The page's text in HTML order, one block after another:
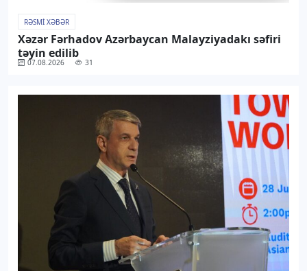
RƏSMI XƏBƏR
Xəzər Fərhadov Azərbaycan Malayziyadakı səfiri
təyin edilib
07.08.2026 31